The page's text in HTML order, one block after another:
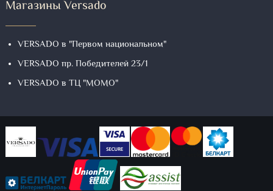
Магазины Versado
VERSADO в "Первом национальном"
VERSADO пр. Победителей 23/1
VERSADO в ТЦ "МОМО"